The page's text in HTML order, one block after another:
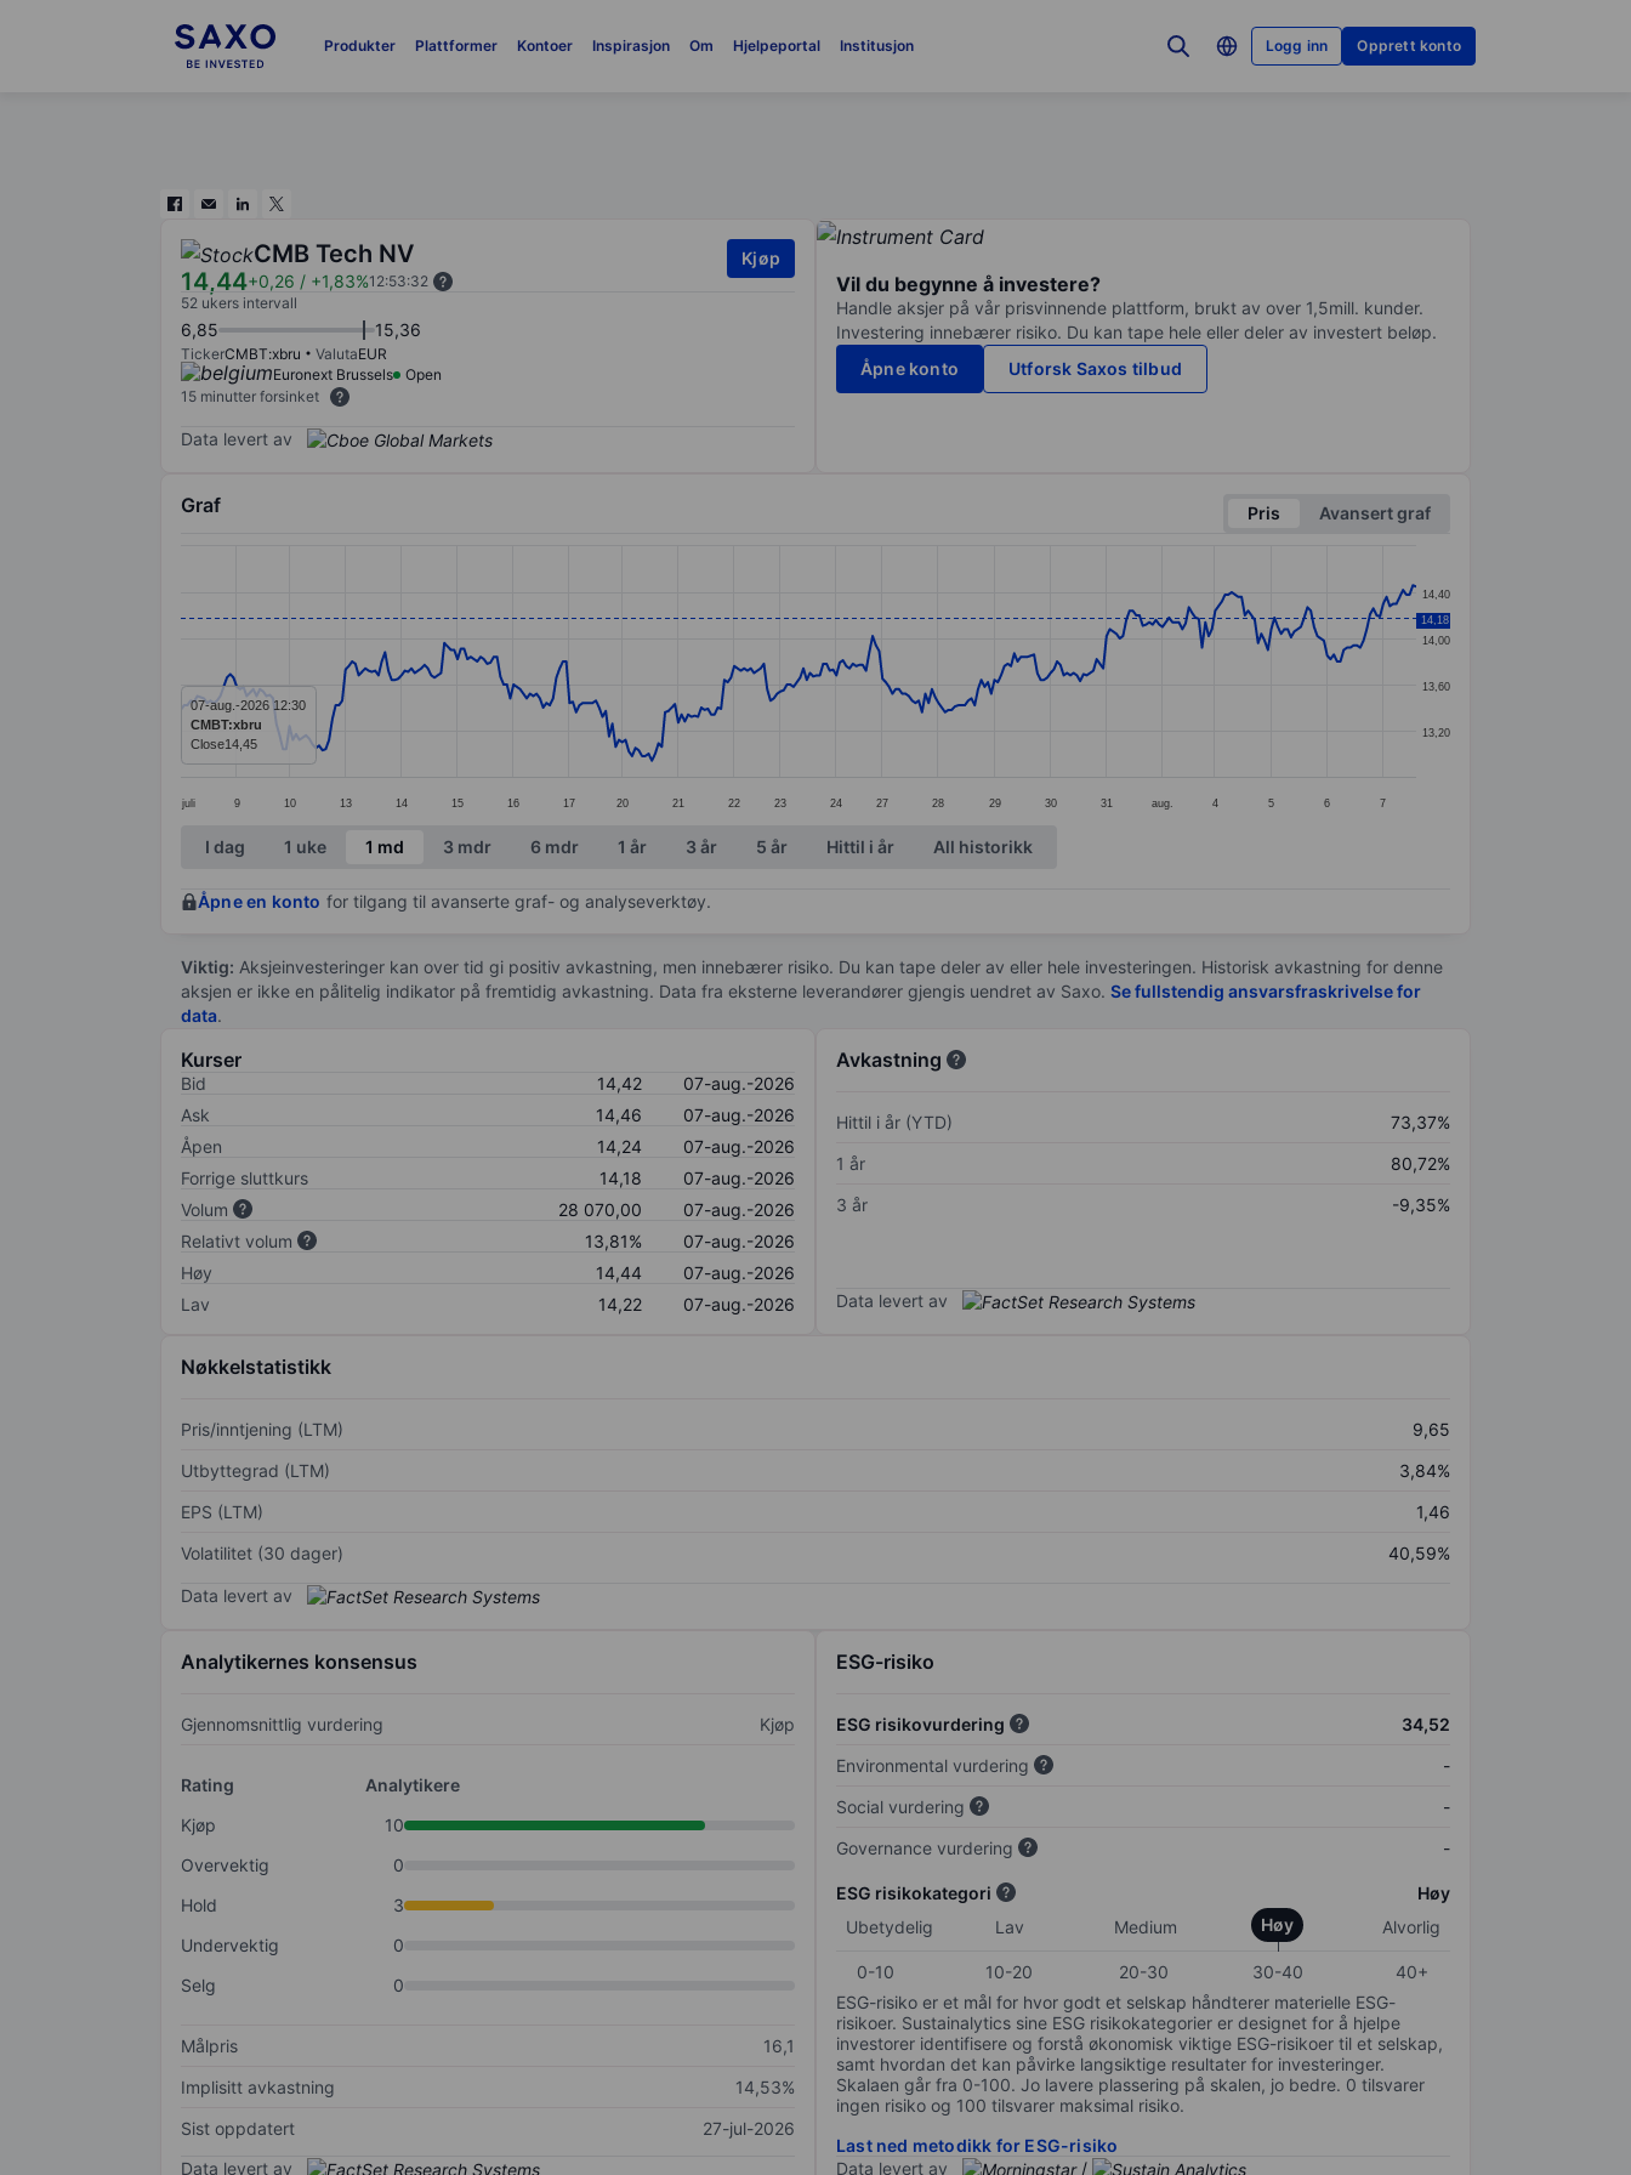
Produkter Plattformer Kontoer Inspirasjon Om Hjelpeportal Institusjon Logg inn Opprett konto
CMB Tech NV
14,44+0,26 / +1,83%12:53:32
Kjøp
52 ukers intervall
6,85 15,36
TickerCMBT:xbru ValutaEUR
Euronext Brussels
Open
15 minutter forsinket
Data levert av
Vil du begynne å investere?
Handle aksjer på vår prisvinnende plattform, brukt av over 1,5mill. kunder.
Investering innebærer risiko. Du kan tape hele eller deler av investert beløp.
Åpne konto
Utforsk Saxos tilbud
Graf Pris
Avansert graf
The chart has 1 X axis displaying categories.
The chart has 1 Y axis displaying values. Data ranges from 12.94 to 14.46.
juli 9 10 13 14 15 16 17 20 21 22 23 24 27 28 29 30 31 aug. 4 5 6 7
13,20
13,60
14,00
14,40
14,18
07-aug.-2026 12:30
CMBT:xbru
Close14,45
End of interactive chart.
I dag 1 uke 1 md 3 mdr 6 mdr 1 år 3 år 5 år Hittil i år All historikk
Åpne en konto for tilgang til avanserte graf- og analyseverktøy.
Viktig: Aksjeinvesteringer kan over tid gi positiv avkastning, men innebærer risiko. Du kan tape deler av eller hele investeringen. Historisk avkastning for denne
aksjen er ikke en pålitelig indikator på fremtidig avkastning. Data fra eksterne leverandører gjengis uendret av Saxo. Se fullstendig ansvarsfraskrivelse for
data.
Kurser
Bid 14,42
07-aug.-2026
Ask
14,46
07-aug.-2026
Åpen
14,24
07-aug.-2026
Forrige sluttkurs
14,18
07-aug.-2026
Volum
28 070,00
07-aug.-2026
Relativt volum
13,81%
07-aug.-2026
Høy
14,44
07-aug.-2026
Lav
14,22 07-aug.-2026
Avkastning
Hittil i år (YTD)
73,37%
1 år
80,72%
3 år
-9,35%
Data levert av
Nøkkelstatistikk
Pris/inntjening (LTM)
9,65
Utbyttegrad (LTM)
3,84%
EPS (LTM)
1,46
Volatilitet (30 dager)
40,59%
Data levert av
Analytikernes konsensus
Gjennomsnittlig vurdering Kjøp
Rating
Analytikere
Kjøp
10
Overvektig
0
Hold
3
Undervektig
0
Selg
0
Målpris
16,1
Implisitt avkastning
14,53%
Sist oppdatert
27-jul-2026
Data levert av
ESG-risiko
ESG risikovurdering
34,52
Environmental vurdering
-
Social vurdering
-
Governance vurdering
-
ESG risikokategori
Høy
Ubetydelig
Lav Medium Høy Alvorlig
0-10 10-20 20-30 30-40
40+
ESG-risiko er et mål for hvor godt et selskap håndterer materielle ESG-
risikoer. Sustainalytics sine ESG risikokategorier er designet for å hjelpe
investorer identifisere og forstå økonomisk viktige ESG-risikoer til et selskap,
samt hvordan det kan påvirke langsiktige resultater for investeringer.
Skalaen går fra 0-100. Jo lavere plassering på skalen, jo bedre. 0 tilsvarer
ingen risiko og 100 tilsvarer maksimal risiko.
Last ned metodikk for ESG-risiko
Data levert av
/